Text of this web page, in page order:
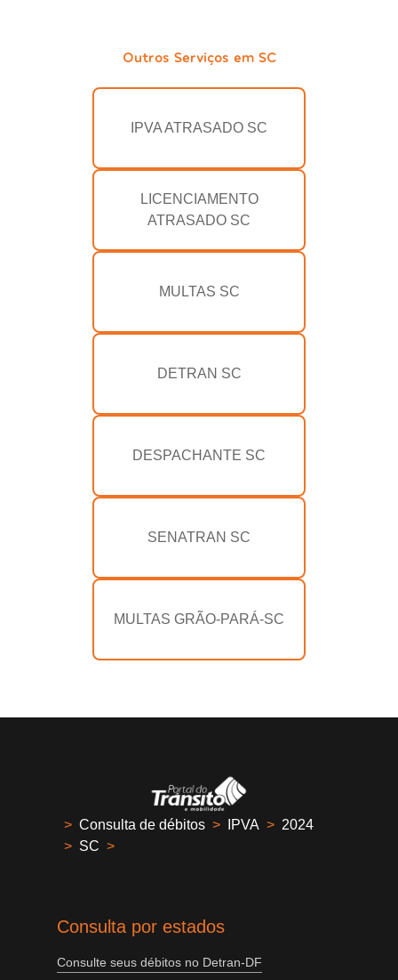
Outros Serviços em SC
IPVA ATRASADO SC
LICENCIAMENTO
ATRASADO SC
MULTAS SC
DETRAN SC
DESPACHANTE SC
SENATRAN SC
MULTAS GRÃO-PARÁ-SC
> Consulta de débitos > IPVA > 2024
> SC >
Consulta por estados
Consulte seus débitos no Detran-DF